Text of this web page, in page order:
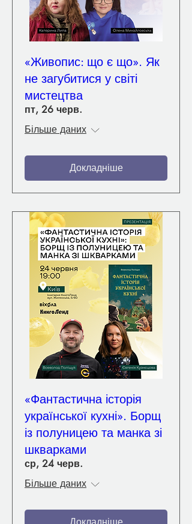
«Живопис: що є що». Як
не загубитися у світі
мистецтва
пт, 26 черв.
Більше даних
Докладніше
«Фантастична історія
української кухні». Борщ
із полуницею та манка зі
шкварками
ср, 24 черв.
Більше даних